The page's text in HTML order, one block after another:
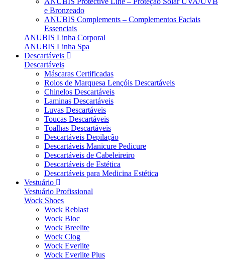
e Bronzeado
ANUBIS Complements – Complementos Faciais
Essenciais
ANUBIS Linha Corporal
ANUBIS Linha Spa
Descartáveis
Descartáveis
Máscaras Certificadas
Rolos de Marquesa Lençóis Descartáveis
Chinelos Descartáveis
Laminas Descartáveis
Luvas Descartáveis
Toucas Descartáveis
Toalhas Descartáveis
Descartáveis Depilação
Descartáveis Manicure Pedicure
Descartáveis de Cabeleireiro
Descartáveis de Estética
Descartáveis para Medicina Estética
Vestuário
Vestuário Profissional
Wock Shoes
Wock Reblast
Wock Bloc
Wock Breelite
Wock Clog
Wock Everlite
Wock Everlite Plus